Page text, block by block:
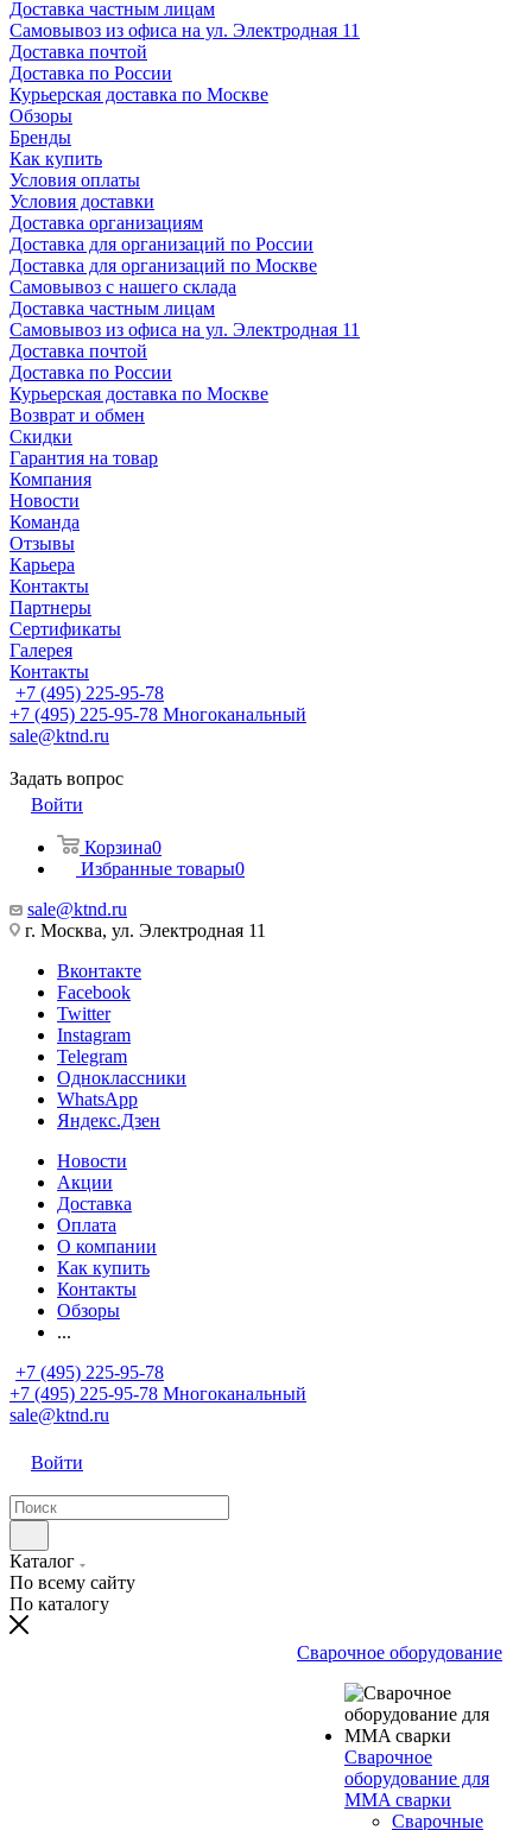
Доставка частным лицам
Самовывоз из офиса на ул. Электродная 11
Доставка почтой
Доставка по России
Курьерская доставка по Москве
Обзоры
Бренды
Как купить
Условия оплаты
Условия доставки
Доставка организациям
Доставка для организаций по России
Доставка для организаций по Москве
Самовывоз с нашего склада
Доставка частным лицам
Самовывоз из офиса на ул. Электродная 11
Доставка почтой
Доставка по России
Курьерская доставка по Москве
Возврат и обмен
Скидки
Гарантия на товар
Компания
Новости
Команда
Отзывы
Карьера
Контакты
Партнеры
Сертификаты
Галерея
Контакты
+7 (495) 225-95-78
+7 (495) 225-95-78 Многоканальный
sale@ktnd.ru
Задать вопрос
Войти
Корзина0
Избранные товары0
sale@ktnd.ru
г. Москва, ул. Электродная 11
Вконтакте
Facebook
Twitter
Instagram
Telegram
Одноклассники
WhatsApp
Яндекс.Дзен
Новости
Акции
Доставка
Оплата
О компании
Как купить
Контакты
Обзоры
...
+7 (495) 225-95-78
+7 (495) 225-95-78 Многоканальный
sale@ktnd.ru
Войти
Каталог
По всему сайту
По каталогу
Сварочное оборудование
Сварочное
оборудование для
MMA сварки
Сварочные